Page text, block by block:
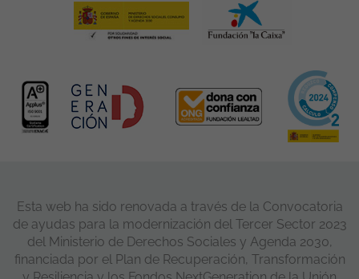
Esta web ha sido renovada a través de la Convocatoria
de ayudas para la modernización del Tercer Sector 2023
del Ministerio de Derechos Sociales y Agenda 2030,
financiada por el Plan de Recuperación, Transformación